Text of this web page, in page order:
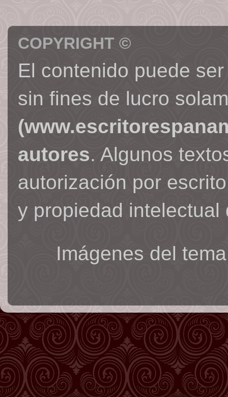
COPYRIGHT ©
El contenido puede
sin fines de lucro
autores. Algunos
autorización por
y propiedad intelectual
Imágenes del